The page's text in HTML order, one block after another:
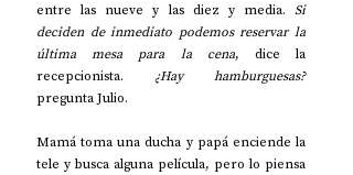
entre las nueve y las diez y media. Si
deciden de inmediato podemos reservar la
última mesa para la cena, dice la
recepcionista. ¿Hay hamburguesas?
pregunta Julio.
Mamá toma una ducha y papá enciende la
tele y busca alguna película, pero lo piensa